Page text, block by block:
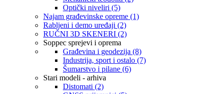
Optički niveliri (5)
Najam građevinske opreme (1)
Rabljeni i demo uređaji (2)
RUČNI 3D SKENERI (2)
Soppec sprejevi i oprema
Građevina i geodezija (8)
Industrija, sport i ostalo (7)
Šumarstvo i pilane (6)
Stari modeli - arhiva
Distomati (2)